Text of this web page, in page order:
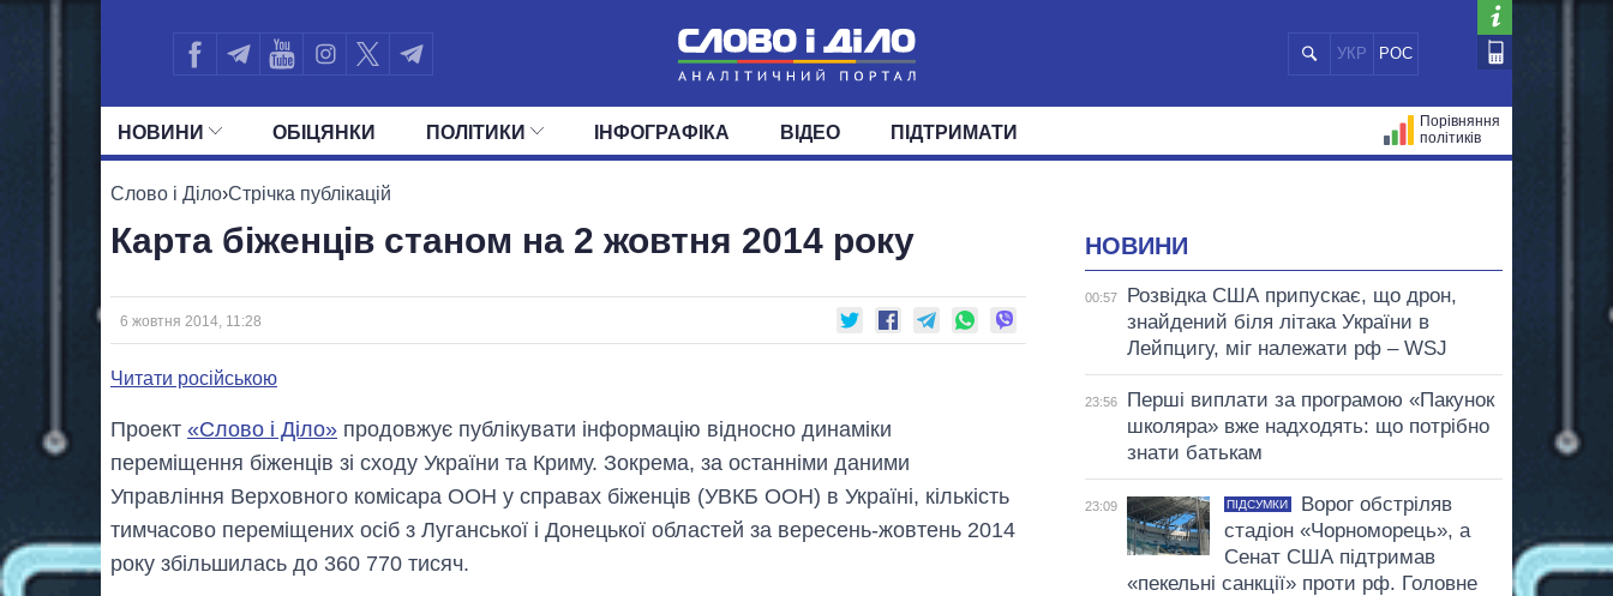
УКР РОС
НОВИНИ
ПОЛІТИКА ЕКОНОМІКА СУСПІЛЬСТВО
ОБIЦЯНКИ ПОЛIТИКИ
УСІ ПОЛІТИКИ
ДЕПУТАТИ КОМІТЕТИ ФРАКЦІЇ
ІНФОГРАФІКА ВІДЕО ПІДТРИМАТИ
Порівняння
політиків
Слово і Діло›Стрічка публікацій
Карта біженців станом на 2 жовтня 2014 року
6 жовтня 2014, 11:28
Читати російською
Проект «Слово і Діло» продовжує публікувати інформацію відносно динаміки
переміщення біженців зі сходу України та Криму. Зокрема, за останніми даними
Управління Верховного комісара ООН у справах біженців (УВКБ ООН) в Україні, кількість
тимчасово переміщених осіб з Луганської і Донецької областей за вересень-жовтень 2014
року збільшилась до 360 770 тисяч.
НОВИНИ
00:57
Розвідка США припускає, що дрон,
знайдений біля літака України в
Лейпцигу, міг належати рф – WSJ
23:56
Перші виплати за програмою «Пакунок
школяра» вже надходять: що потрібно
знати батькам
23:09 ПІДСУМКИ
Ворог обстріляв
стадіон «Чорноморець», а
Сенат США підтримав
«пекельні санкції» проти рф. Головне